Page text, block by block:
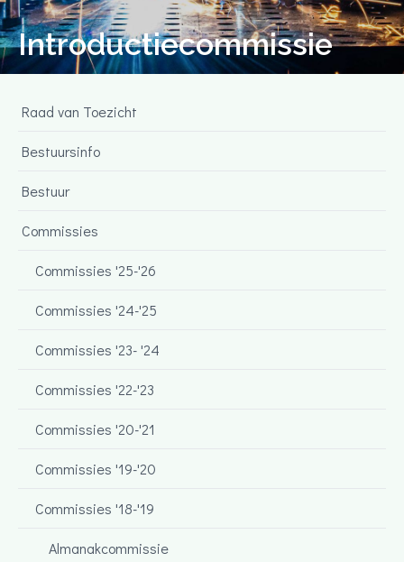
Introductiecommissie
Raad van Toezicht
Bestuursinfo
Bestuur
Commissies
Commissies '25-'26
Commissies '24-'25
Commissies '23- '24
Commissies '22-'23
Commissies '20-'21
Commissies '19-'20
Commissies '18-'19
Almanakcommissie